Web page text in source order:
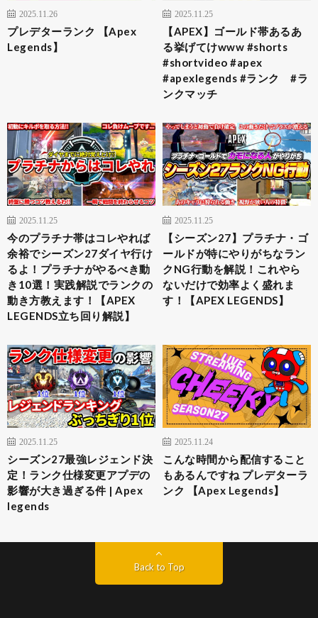
2025.11.26
プレデターランク 【Apex
Legends】
2025.11.25
【APEX】ゴールド帯あるあ
る挙げてけwww #shorts
#shortvideo #apex
#apexlegends #ランク #ラ
ンクマッチ
2025.11.25
今のプラチナ帯はコレやれば
余裕でシーズン27ダイヤ行け
るよ！プラチナがやるべき動
き10選！実践解説でランクの
動き方教えます！【APEX
LEGENDS立ち回り解説】
2025.11.25
【シーズン27】プラチナ・ゴ
ールドが特にやりがちなラン
クNG行動を解説！これやら
ないだけで効率よく盛れま
す！【APEX LEGENDS】
2025.11.25
シーズン27最強レジェンド決
定！ランク仕様変更アプデの
影響が大き過ぎる件 | Apex
legends
2025.11.24
こんな時間から配信すること
もあるんですね プレデターラ
ンク 【Apex Legends】
Back to Top